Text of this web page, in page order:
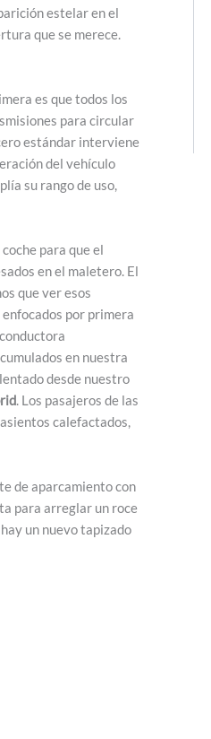
estelar en el
que se merece.
es que todos los
para circular
estándar interviene
del vehículo
su rango de uso,
para que el
en el maletero. El
que ver esos
por primera
en nuestra
desde nuestro
. Los pasajeros de las
calefactados,
de aparcamiento con
para arreglar un roce
un nuevo tapizado